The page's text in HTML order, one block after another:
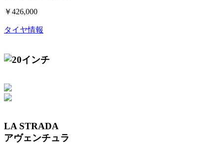
￥426,000
タイヤ情報
LA STRADA
アヴェンチュラ